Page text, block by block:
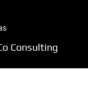
Consulting